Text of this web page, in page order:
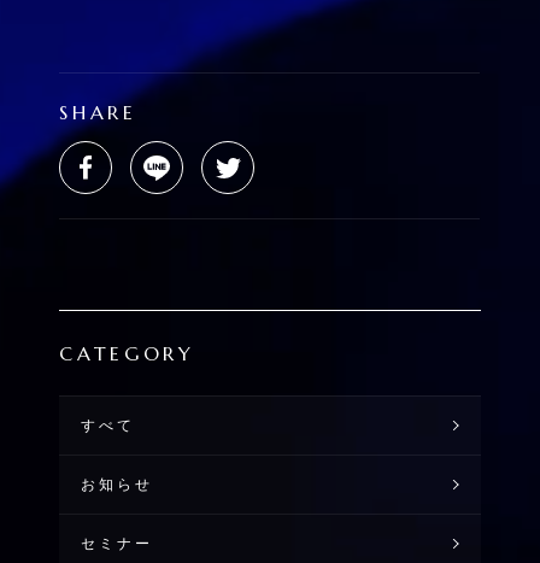
SHARE
CATEGORY
すべて
お知らせ
セミナー